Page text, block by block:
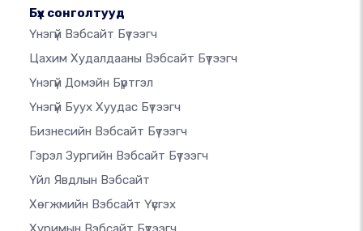
Бүх сонголтууд
Үнэгүй Вэбсайт Бүтээгч
Цахим Худалдааны Вэбсайт Бүтээгч
Үнэгүй Домэйн Бүртгэл
Үнэгүй Буух Хуудас Бүтээгч
Бизнесийн Вэбсайт Бүтээгч
Гэрэл Зургийн Вэбсайт Бүтээгч
Үйл Явдлын Вэбсайт
Хөгжмийн Вэбсайт Үүсгэх